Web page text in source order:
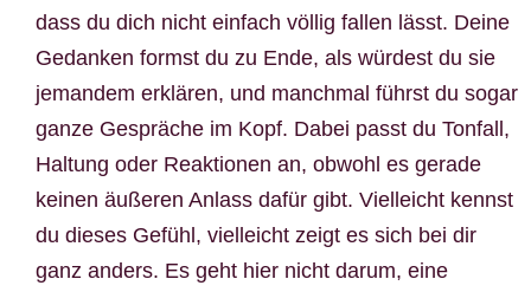
dass du dich nicht einfach völlig fallen lässt. Deine
Gedanken formst du zu Ende, als würdest du sie
jemandem erklären, und manchmal führst du sogar
ganze Gespräche im Kopf. Dabei passt du Tonfall,
Haltung oder Reaktionen an, obwohl es gerade
keinen äußeren Anlass dafür gibt. Vielleicht kennst
du dieses Gefühl, vielleicht zeigt es sich bei dir
ganz anders. Es geht hier nicht darum, eine